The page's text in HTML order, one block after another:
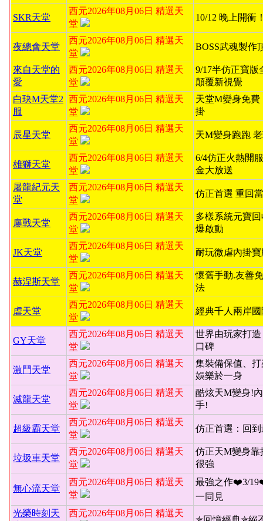
SKR天堂
西元2026年08月06日 精選天
堂
10/12 晚上開衝
夜總會天堂
西元2026年08月06日 精選天
堂
BOSS武魂製作
來自天堂的
愛
西元2026年08月06日 精選天
堂
9/17半仿正寶版
顛覆新視覺
白玦M天堂2
服
西元2026年08月06日 精選天
堂
天堂M變身免費
掛
辰星天堂
西元2026年08月06日 精選天
堂
天M變身跑跑
雄獅天堂
西元2026年08月06日 精選天
堂
6/4仿正火熱開
金大放送
屠龍紀元天
堂
西元2026年08月06日 精選天
堂
仿正首選 重回
鏖戰天堂
西元2026年08月06日 精選天
堂
多樣系統元寶
爆啟動
JK天堂
西元2026年08月06日 精選天
堂
耐玩微虐內掛
赫涅斯天堂
西元2026年08月06日 精選天
堂
懷舊手動.友善
法
虐天堂
西元2026年08月06日 精選天
堂
經典千人兩岸
GY天堂
西元2026年08月06日 精選天
堂
世界由玩家打
口碑
激鬥天堂
西元2026年08月06日 精選天
堂
集裝備保值、
娛樂於一身
滅龍天堂
西元2026年08月06日 精選天
堂
酷炫天M變身!
手!
超級霸天堂
西元2026年08月06日 精選天
堂
仿正首選：回
垃圾車天堂
西元2026年08月06日 精選天
堂
仿正天M變身靠
很強
無心流天堂
西元2026年08月06日 精選天
堂
最強之作❤️3/
一同見
光榮時刻天
西元2026年08月06日 精選天